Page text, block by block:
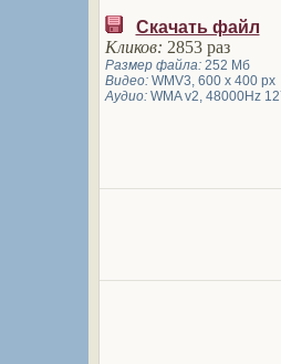
Скачать файл
Кликов: 2853 раз
Размер файла:252 Мб
Видео:WMV3, 600 x 400 px
Аудио:WMA v2, 48000Hz